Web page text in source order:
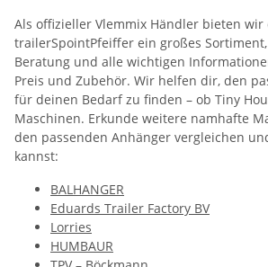
Als offizieller Vlemmix Händler bieten wir
trailerSpointPfeiffer ein großes
Beratung und alle wichtigen
Preis und Zubehör. Wir helfen dir, den
für deinen Bedarf zu finden – ob Tiny
Maschinen. Erkunde weitere namhafte
den passenden Anhänger vergleichen
kannst:
BALHANGER
Eduards Trailer Factory BV
Lorries
HUMBAUR